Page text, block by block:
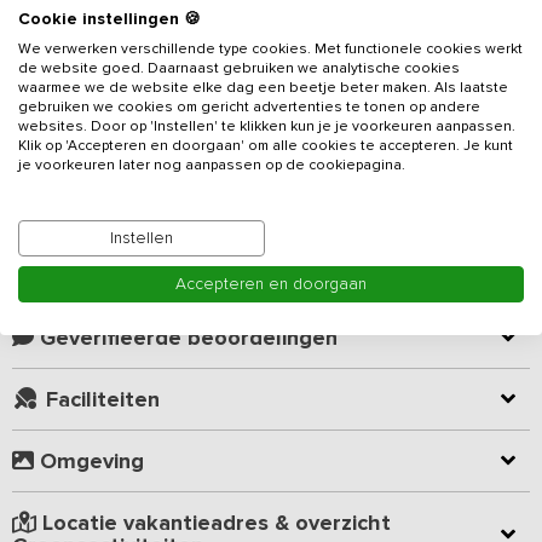
Beschrijving
Comfortabele groepsaccommodatie voorzien van 6 slaapkamers
en 5 badkamers geschikt voor maximaal 16 personen. Dit
vakantieadres is bij uitstek geschikt voor uw familie- of
vriendengroepen.
en eethoek. In de zithoek vind je heerlijke banken en stoelen. In
het eetgedeelte staan verschillende tafels met stoelen waar u
gezamenlijk kunt eten. De keuken is van alle gemakken voorzien
zoals 5-pits gasfornuis, koelkast, diepvries, magnetron, oven en
vaatwasmachine. De groepsaccommodatie heeft 6 slaapkamers
Slaapkamers zijn voorzien van eigen douche en toilet op de
kamer.
In de huiselijke sfeer met warme kleuren voelt iedereen zich
royaal doorgevoerd. Takkenlampen, boomschijven aan de muur,
wandschilderingen in de slaapkamers in de sfeer van de
Kamer indeling
Geverifieerde beoordelingen
Faciliteiten
Omgeving
Locatie vakantieadres & overzicht
Cookie instellingen 🍪
We verwerken verschillende type cookies. Met functionele cookies werkt
de website goed. Daarnaast gebruiken we analytische cookies
waarmee we de website elke dag een beetje beter maken. Als laatste
gebruiken we cookies om gericht advertenties te tonen op andere
websites. Door op 'Instellen' te klikken kun je je voorkeuren aanpassen.
Klik op 'Accepteren en doorgaan' om alle cookies te accepteren. Je kunt
je voorkeuren later nog aanpassen op de cookiepagina.
Instellen
Accepteren en doorgaan